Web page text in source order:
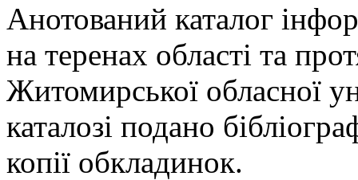
Анотований каталог
на теренах області та
Житомирської обласної
каталозі подано
копії обкладинок.